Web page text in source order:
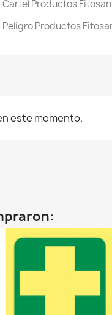
Cartel Productos
Peligro Productos
este momento.